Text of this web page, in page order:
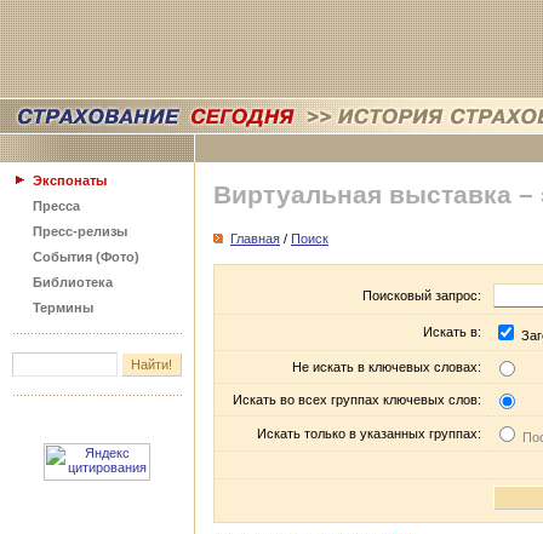
Экспонаты
Пресса
Пресс-релизы
События (Фото)
Библиотека
Термины
Виртуальная выставка –
Главная / Поиск
Поисковый запрос:
Искать в:
Не искать в ключевых словах:
Искать во всех группах ключевых слов:
Искать только в указанных группах: